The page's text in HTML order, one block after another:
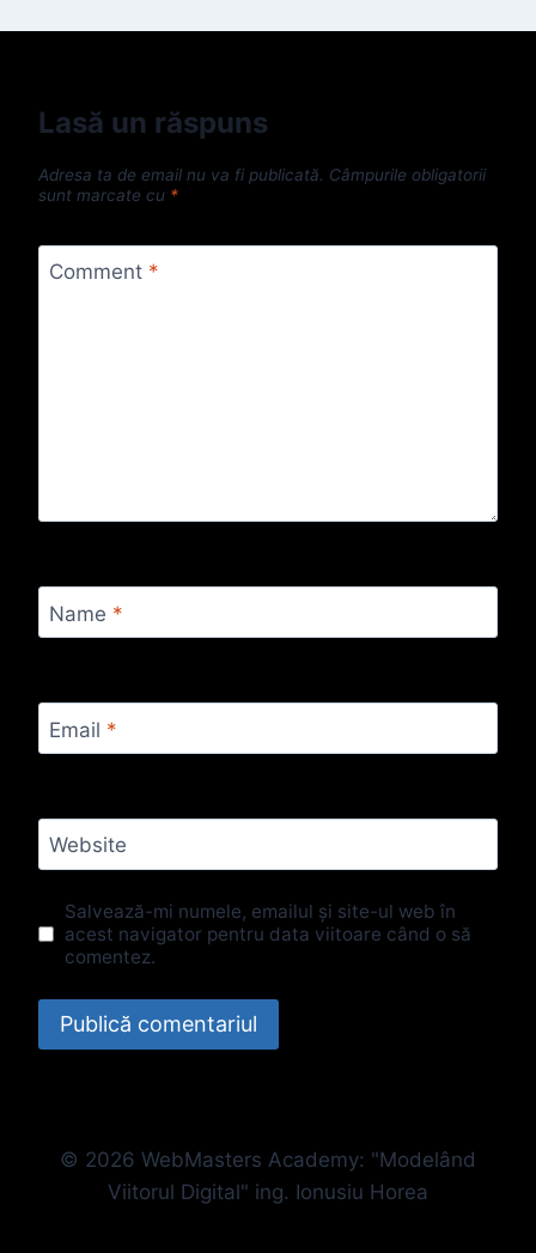
Lasă un răspuns
Adresa ta de email nu va fi publicată. Câmpurile obligatorii
sunt marcate cu *
Comment *
Name *
Email *
Website
Salvează-mi numele, emailul și site-ul web în
acest navigator pentru data viitoare când o să
comentez.
© 2026 WebMasters Academy: "Modelând
Viitorul Digital" ing. Ionusiu Horea